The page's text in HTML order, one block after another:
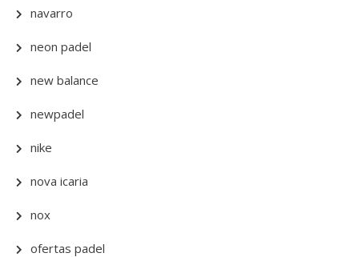
navarro
neon padel
new balance
newpadel
nike
nova icaria
nox
ofertas padel